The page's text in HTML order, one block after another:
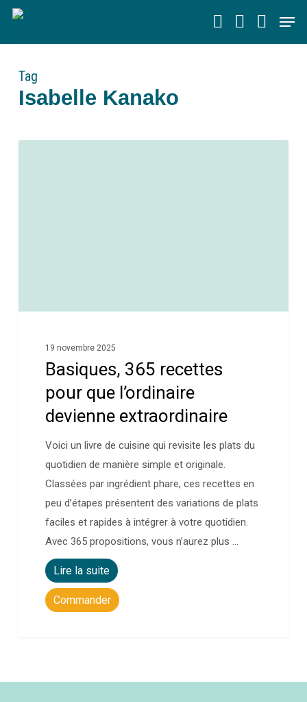
Skip
main
Tag
Isabelle Kanako
19 novembre 2025
Basiques, 365 recettes
pour que l’ordinaire
devienne extraordinaire
Voici un livre de cuisine qui revisite les plats du
quotidien de manière simple et originale.
Classées par ingrédient phare, ces recettes en
peu d’étapes présentent des variations de plats
faciles et rapides à intégrer à votre quotidien.
Avec 365 propositions, vous n’aurez plus …
Lire la suite
Commander